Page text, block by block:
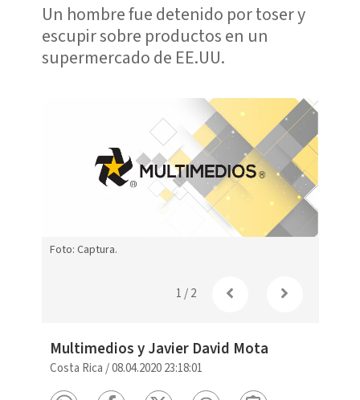
Un hombre fue detenido por toser y
escupir sobre productos en un
supermercado de EE.UU.
Foto: Captura.
1/2
Multimedios y Javier David Mota
Costa Rica /08.04.2020 23:18:01